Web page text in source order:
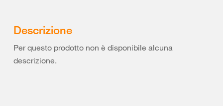
Descrizione
Per questo prodotto non è disponibile alcuna
descrizione.